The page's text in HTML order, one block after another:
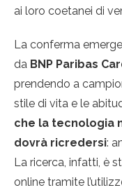
ai loro coetanei di
La conferma
da BNP Paribas
prendendo a
stile di vita e le
che la tecnologia
dovrà ricredersi:
La ricerca, infatti, è
online tramite